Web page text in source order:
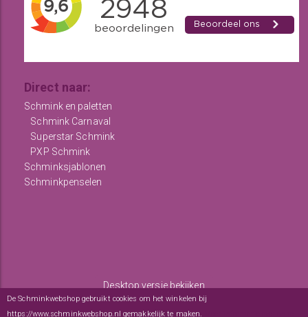
Direct naar:
Schmink en paletten
Schmink Carnaval
Superstar Schmink
PXP Schmink
Schminksjablonen
Schminkpenselen
Desktop versie bekijken
De Schminkwebshop gebruikt cookies om het winkelen bij
https://www.schminkwebshop.nl gemakkelijk te maken.